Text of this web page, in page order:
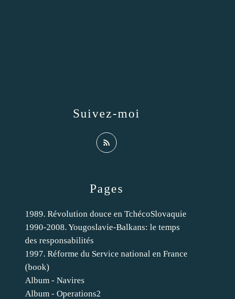
Pages
1989. Révolution douce en TchécoSlovaquie
1990-2008. Yougoslavie-Balkans: le temps
des responsabilités
1997. Réforme du Service national en France
(book)
Album - Navires
Album - Operations2
Suivez-moi